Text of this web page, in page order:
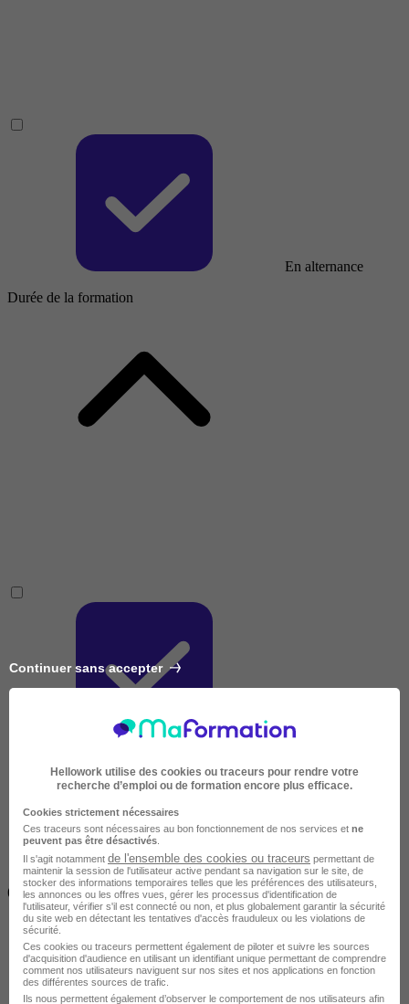
En alternance
Durée de la formation
Très courte
Inférieur à 2 jours
(14h)
Continuer sans accepter
Hellowork utilise des cookies ou traceurs pour rendre votre
recherche d’emploi ou de formation encore plus efficace.
Cookies strictement nécessaires
Ces traceurs sont nécessaires au bon fonctionnement de nos services et ne
peuvent pas être désactivés
Il s'agit notamment de l'ensemble des cookies ou traceurs permettant de
maintenir la session de l'utilisateur active pendant sa navigation sur le site, de
stocker des informations temporaires telles que les préférences des utilisateurs,
les annonces ou les offres vues, gérer les processus d'identification de
l'utilisateur, vérifier s'il est connecté ou non, et plus globalement garantir la sécurité
du site web en détectant les tentatives d'accès frauduleux ou les violations de
sécurité.
Ces cookies ou traceurs permettent également de piloter et suivre les sources
d'acquisition d'audience en utilisant un identifiant unique permettant de comprendre
comment nos utilisateurs naviguent sur nos sites et nos applications en fonction
des différentes sources de trafic.
Ils nous permettent également d’observer le comportement de nos utilisateurs afin